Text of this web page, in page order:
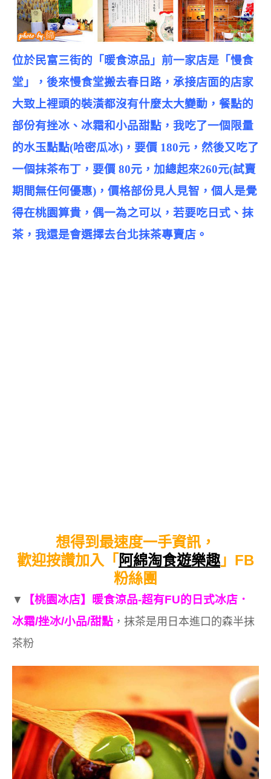
位於民富三街的 「暖食涼品 」前一家店是 「慢食
堂 」，後來慢食堂搬去春日路，承接店面的店家
大致上裡頭的裝潢都沒有什麼太大變動，餐點的
部份有挫冰、冰霜和小品甜點，我吃了一個限量
的水玉點點(哈密瓜冰)，要價 180元，然後又吃了
一個抹茶布丁，要價 80元，加總起來260元(試賣
期間無任何優惠)，價格部份見人見智，個人是覺
得在桃園算貴，偶一為之可以，若要吃日式、抹
茶，我還是會選擇去台北抹茶專賣店。
想得到最速度一手資訊，
歡迎按讚加入「 阿綿淘食遊樂趣 」FB
粉絲團
▼
【桃園冰店】暖食涼品-超有FU的日式冰店．
冰霜/挫冰/小品/甜點 ，抹茶是用日本進口的森半抹
茶粉